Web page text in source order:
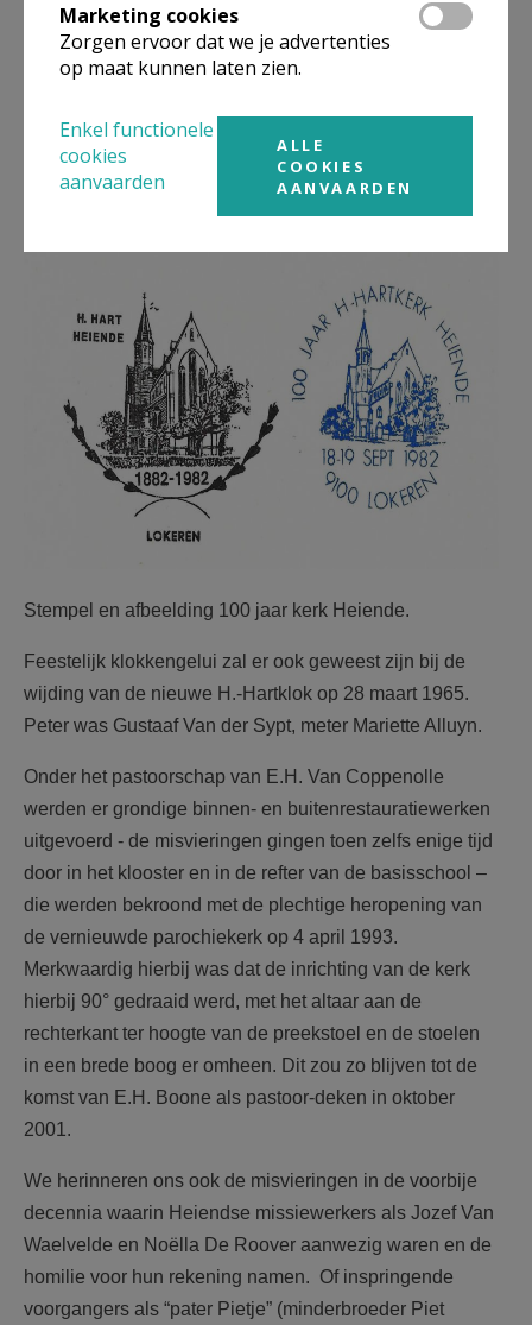
werden afgebeeld. Er werd ook een Heiendse info-
brochure samengesteld met de historiek van alle
plaatselijke verenigingen, en E.H. De Roover, afkomstig
van Heiende, dook in de archieven om een lijvige
brochure samen te stellen ‘Over kerk en pastoors te
Lokeren-Heiende’, waarin hij 230 jaar kerkgeschiedenis
F2184i45.jpg
Stempel en afbeelding 100 jaar kerk Heiende.
Feestelijk klokkengelui zal er ook geweest zijn bij de
wijding van de nieuwe H.-Hartklok op 28 maart 1965.
Peter was Gustaaf Van der Sypt, meter Mariette Alluyn.
Onder het pastoorschap van E.H. Van Coppenolle
werden er grondige binnen- en buitenrestauratiewerken
uitgevoerd - de misvieringen gingen toen zelfs enige tijd
door in het klooster en in de refter van de basisschool –
die werden bekroond met de plechtige heropening van
de vernieuwde parochiekerk op 4 april 1993.
Merkwaardig hierbij was dat de inrichting van de kerk
hierbij 90° gedraaid werd, met het altaar aan de
rechterkant ter hoogte van de preekstoel en de stoelen
in een brede boog er omheen. Dit zou zo blijven tot de
komst van E.H. Boone als pastoor-deken in oktober
2001.
We herinneren ons ook de misvieringen in de voorbije
decennia waarin Heiendse missiewerkers als Jozef Van
Waelvelde en Noëlla De Roover aanwezig waren en de
homilie voor hun rekening namen. Of inspringende
voorgangers als “pater Pietje” (minderbroeder Piet
Marketing cookies
Zorgen ervoor dat we je advertenties
op maat kunnen laten zien.
Enkel functionele
cookies
aanvaarden
ALLE
COOKIES
AANVAARDEN